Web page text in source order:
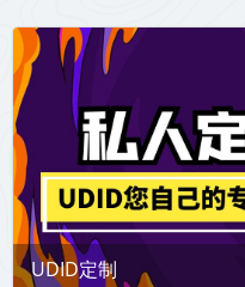
UDID定制